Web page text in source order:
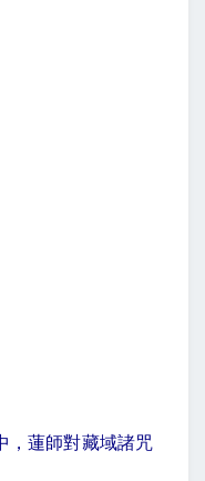
，蓮師對藏域諸咒